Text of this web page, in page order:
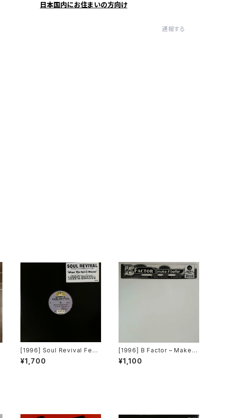
日本国内にお住まいの方向け
通報する
[1996] Soul Revival Feat
uring Capathia Jenkins –
When The Spirit Moves
¥1,700
[1996] B Factor – Make It
Better [Eightball Record
s]
¥1,100